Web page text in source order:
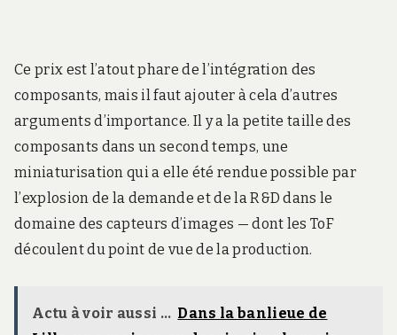
Ce prix est l’atout phare de l’intégration des
composants, mais il faut ajouter à cela d’autres
arguments d’importance. Il y a la petite taille des
composants dans un second temps, une
miniaturisation qui a elle été rendue possible par
l’explosion de la demande et de la R&D dans le
domaine des capteurs d’images — dont les ToF
découlent du point de vue de la production.
Actu à voir aussi ... Dans la banlieue de